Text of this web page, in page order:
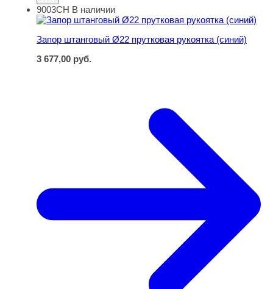
Запор штанговый Ø22 прутковая рукоятка (синий)
9003СН В наличии
Запор штанговый Ø22 прутковая рукоятка (синий)
3 677,00 руб.